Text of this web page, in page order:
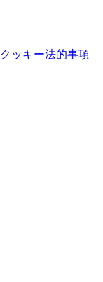
クッキー法的事項